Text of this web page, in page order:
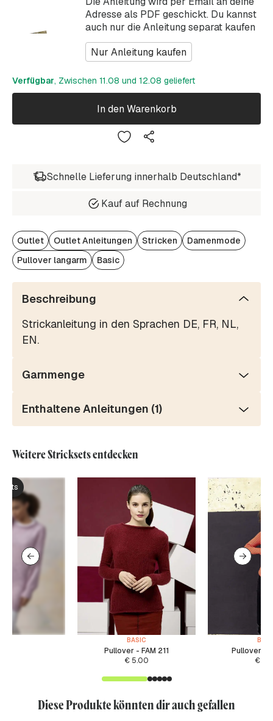
Adresse als PDF geschickt. Du kannst
auch nur die Anleitung separat kaufen
Nur Anleitung kaufen
Verfügbar, Zwischen 11.08 und 12.08 geliefert
In den Warenkorb
Schnelle Lieferung innerhalb Deutschland*
Kauf auf Rechnung
Outlet Outlet Anleitungen Stricken
Damenmode
Pullover langarm
Basic
Beschreibung
Strickanleitung in den Sprachen DE, FR, NL,
EN.
Garnmenge
Enthaltene Anleitungen (1)
Weitere Stricksets entdecken
BASIC
Pullover - FAM 211
€ 5.00
Pullover -
€
Diese Produkte könnten dir auch gefallen